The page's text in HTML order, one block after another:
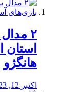
استان
هانگژو
اکتبر 12, 2023